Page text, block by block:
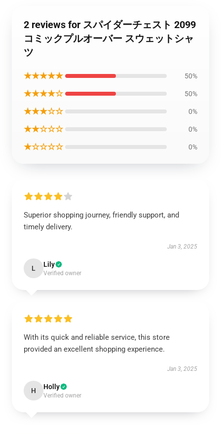
2 reviews for スパイダーチェスト 2099
コミックプルオーバー スウェットシャ
ツ
★★★★★ 50%
★★★★☆ 50%
★★★☆☆ 0%
★★☆☆☆ 0%
★☆☆☆☆ 0%
Superior shopping journey, friendly support, and
timely delivery.
Jan 3, 2025
L Lily
Verified owner
With its quick and reliable service, this store
provided an excellent shopping experience.
Jan 3, 2025
H Holly
Verified owner